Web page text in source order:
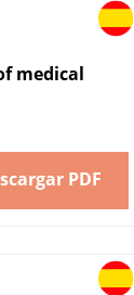
medical
PDF